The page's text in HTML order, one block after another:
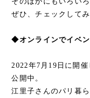
ぜひ、チェックして
◆オンラインでイベン
2022年7月19日に開
公開中。
江里子さんのパリ暮